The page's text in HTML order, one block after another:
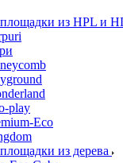
из HPL и
play
Eco
из дерева